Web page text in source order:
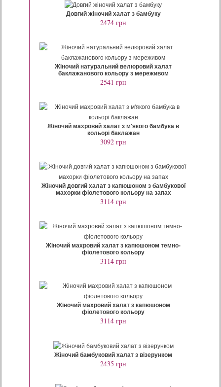
Довгий жіночий халат з бамбуку
2474 грн
Жіночий натуральний велюровий халат
баклажанового кольору з мереживом
2541 грн
Жіночий махровий халат з м'якого бамбука в
кольорі баклажан
3092 грн
Жіночий довгий халат з капюшоном з бамбукової
махорки фіолетового кольору на запах
3114 грн
Жіночий махровий халат з капюшоном темно-
фіолетового кольору
3114 грн
Жіночий махровий халат з капюшоном
фіолетового кольору
3114 грн
Жіночий бамбуковий халат з візерунком
2435 грн